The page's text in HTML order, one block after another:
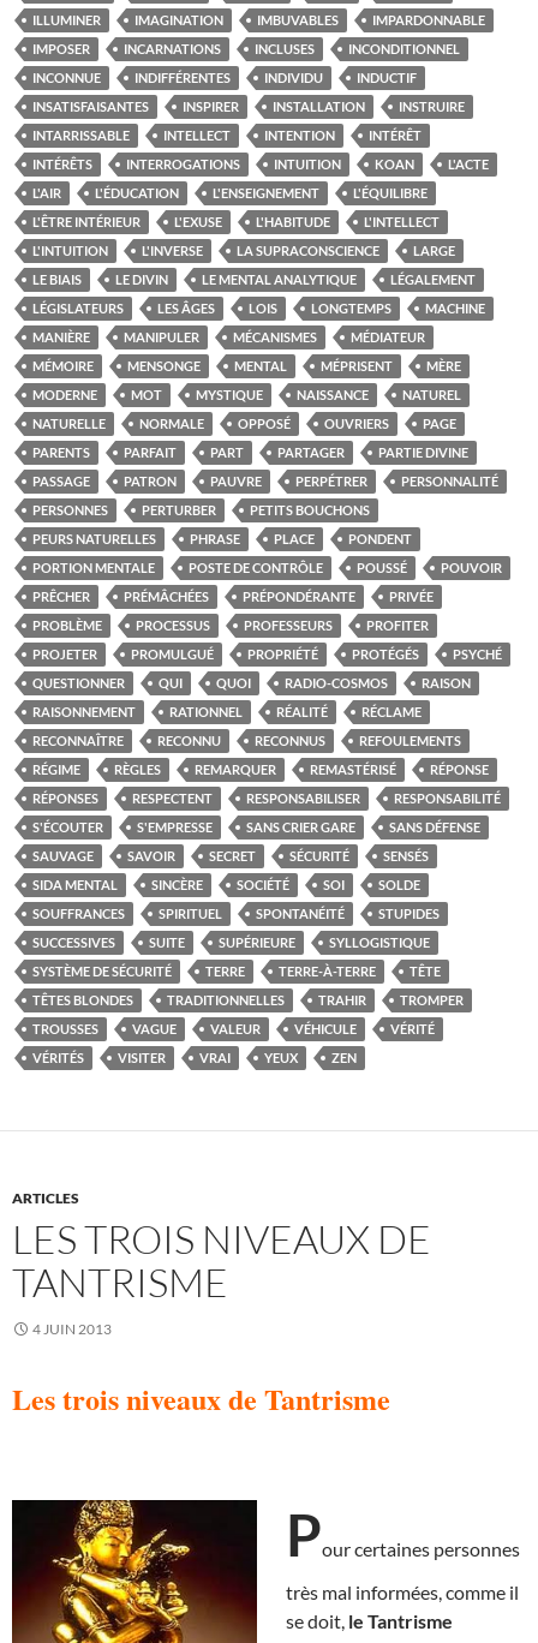
ILLUMINER
IMAGINATION IMBUVABLES
IMPARDONNABLE
IMPOSER
INCARNATIONS INCLUSES
INCONDITIONNEL
INCONNUE
INDIFFÉRENTES INDIVIDU
INDUCTIF
INSATISFAISANTES
INSPIRER INSTALLATION
INSTRUIRE
INTARRISSABLE
INTELLECT INTENTION
INTÉRÊT
INTÉRÊTS
INTERROGATIONS INTUITION KOAN
L'ACTE
L'AIR
L'ÉDUCATION L'ENSEIGNEMENT
L'ÉQUILIBRE
L'ÊTRE INTÉRIEUR
L'EXUSE L'HABITUDE
L'INTELLECT
L'INTUITION
L'INVERSE LA SUPRACONSCIENCE
LARGE
LE BIAIS
LE DIVIN LE MENTAL ANALYTIQUE
LÉGALEMENT
LÉGISLATEURS
LES ÂGES LOIS LONGTEMPS
MACHINE
MANIÈRE
MANIPULER MÉCANISMES
MÉDIATEUR
MÉMOIRE
MENSONGE MENTAL MÉPRISENT
MÈRE
MODERNE
MOT MYSTIQUE NAISSANCE
NATUREL
NATURELLE
NORMALE OPPOSÉ OUVRIERS
PAGE
PARENTS
PARFAIT PART PARTAGER
PARTIE DIVINE
PASSAGE
PATRON PAUVRE PERPÉTRER
PERSONNALITÉ
PERSONNES
PERTURBER
PETITS BOUCHONS
PEURS NATURELLES
PHRASE PLACE
PONDENT
PORTION MENTALE
POSTE DE CONTRÔLE POUSSÉ
POUVOIR
PRÊCHER
PRÉMÂCHÉES PRÉPONDÉRANTE
PRIVÉE
PROBLÈME
PROCESSUS PROFESSEURS
PROFITER
PROJETER
PROMULGUÉ PROPRIÉTÉ PROTÉGÉS
PSYCHÉ
QUESTIONNER
QUI QUOI RADIO-COSMOS
RAISON
RAISONNEMENT
RATIONNEL RÉALITÉ
RÉCLAME
RECONNAÎTRE
RECONNU RECONNUS
REFOULEMENTS
RÉGIME
RÈGLES REMARQUER REMASTÉRISÉ
RÉPONSE
RÉPONSES
RESPECTENT RESPONSABILISER
RESPONSABILITÉ
S'ÉCOUTER
S'EMPRESSE SANS CRIER GARE
SANS DÉFENSE
SAUVAGE
SAVOIR SECRET SÉCURITÉ
SENSÉS
SIDA MENTAL
SINCÈRE SOCIÉTÉ SOI
SOLDE
SOUFFRANCES
SPIRITUEL SPONTANÉITÉ
STUPIDES
SUCCESSIVES
SUITE SUPÉRIEURE
SYLLOGISTIQUE
SYSTÈME DE SÉCURITÉ
TERRE TERRE-À-TERRE
TÊTE
TÊTES BLONDES
TRADITIONNELLES TRAHIR
TROMPER
TROUSSES
VAGUE VALEUR VÉHICULE
VÉRITÉ
VÉRITÉS
VISITER VRAI YEUX ZEN
ARTICLES
LES TROIS NIVEAUX DE
TANTRISME
4 JUIN 2013
Les trois niveaux de Tantrisme
Pour certaines personnes
très mal informées, comme il
se doit, le Tantrisme